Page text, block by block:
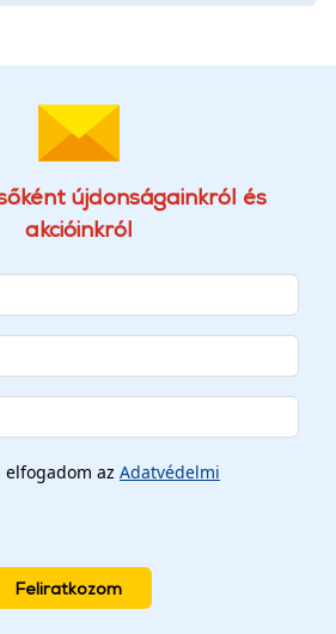
újdonságainkról és
akcióinkról
az Adatvédelmi
Feliratkozom